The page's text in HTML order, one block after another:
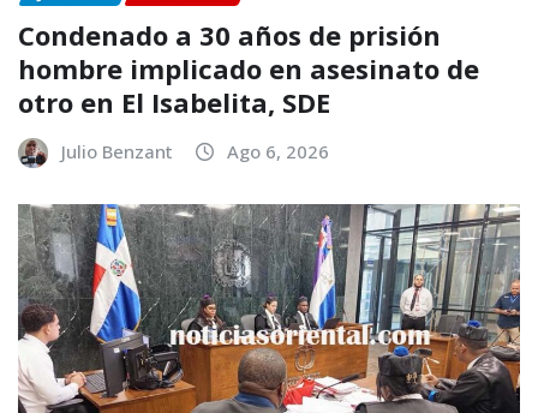
Condenado a 30 años de prisión
hombre implicado en asesinato de
otro en El Isabelita, SDE
Julio Benzant Ago 6, 2026